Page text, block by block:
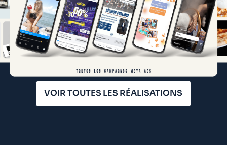
VOIR TOUTES LES RÉALISATIONS